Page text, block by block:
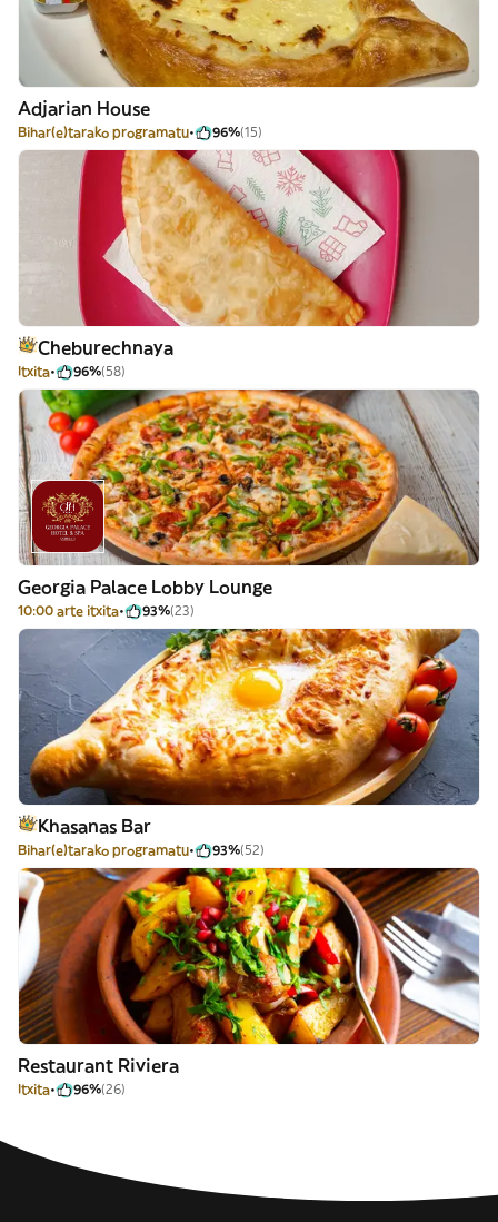
Adjarian House
Bihar(e)tarako programatu 96%(15)
Cheburechnaya
Itxita 96%(58)
Georgia Palace Lobby Lounge
10:00 arte itxita 93%(23)
Khasanas Bar
Bihar(e)tarako programatu 93%(52)
Restaurant Riviera
Itxita 96%(26)